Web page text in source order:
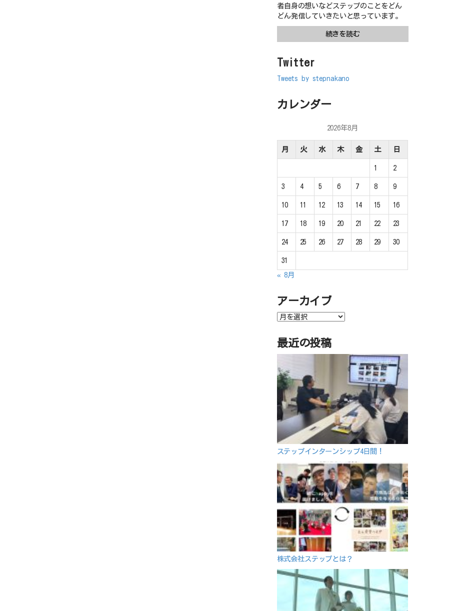
者自身の想いなどステップのことをどん
どん発信していきたいと思っています。
続きを読む
Twitter
Tweets by stepnakano
カレンダー
2026年8月
月 火 水 木 金 土 日
1 2
3 4 5 6 7 8 9
10 11 12 13 14 15 16
17 18 19 20 21 22 23
24 25 26 27 28 29 30
31
« 8月
アーカイブ
ア
カ
イ
ブ
最近の投稿
ステップインターンシップ4日間！
株式会社ステップとは？